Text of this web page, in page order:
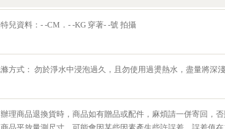
兒資料：- -CM．- -KG 穿著- -號 拍攝
方式： 勿於淨水中浸泡過久，且勿使用過燙熱水，盡量將深
理商品退換貨時，商品如有贈品或配件，麻煩請一併寄回，否